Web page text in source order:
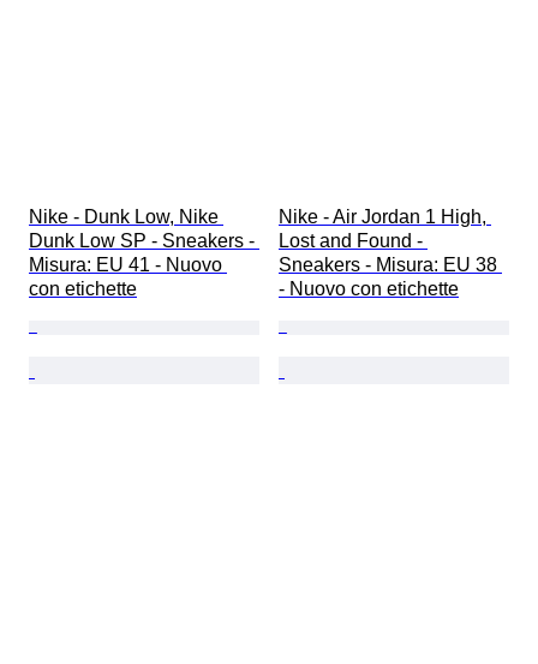
Nike - Dunk Low, Nike
Dunk Low SP - Sneakers -
Misura: EU 41 - Nuovo
con etichette
Nike - Air Jordan 1 High,
Lost and Found -
Sneakers - Misura: EU 38
- Nuovo con etichette